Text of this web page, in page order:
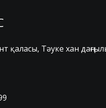
қаласы, Тәуке хан